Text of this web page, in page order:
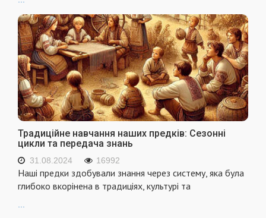
Традиційне навчання наших предків: Сезонні
цикли та передача знань
31.08.2024 16992
Наші предки здобували знання через систему, яка була
глибоко вкорінена в традиціях, культурі та